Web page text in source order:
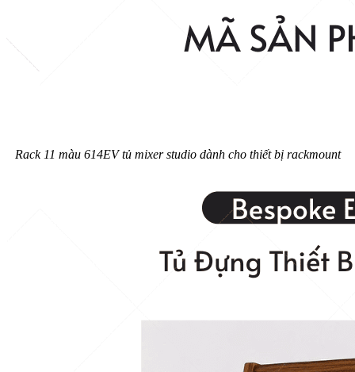
Rack 11 màu 614EV tủ mixer studio dành cho thiết bị rackmount